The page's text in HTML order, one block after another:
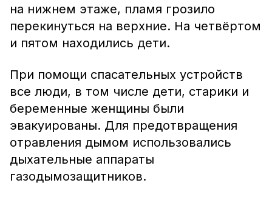
на нижнем этаже, пламя грозило
перекинуться на верхние. На четвёртом
и пятом находились дети.
При помощи спасательных устройств
все люди, в том числе дети, старики и
беременные женщины были
эвакуированы. Для предотвращения
отравления дымом использовались
дыхательные аппараты
газодымозащитников.